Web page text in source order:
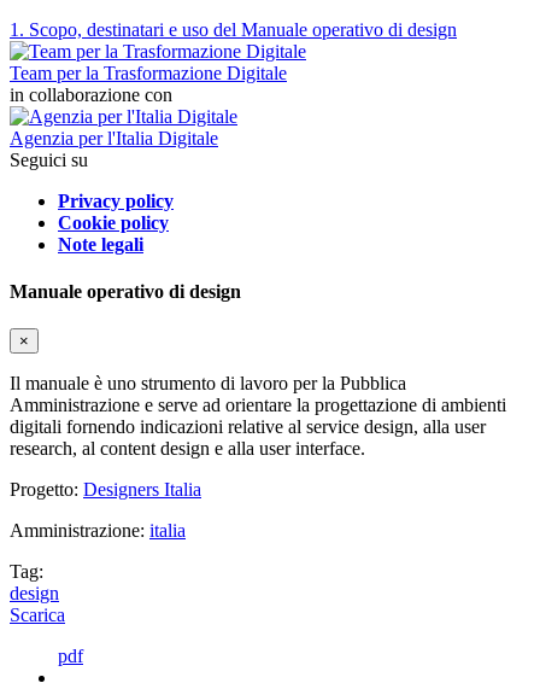
1. Scopo, destinatari e uso del Manuale operativo di design
Team per la Trasformazione Digitale
in collaborazione con
Agenzia per l'Italia Digitale
Seguici su
Privacy policy
Cookie policy
Note legali
Manuale operativo di design
×
Il manuale è uno strumento di lavoro per la Pubblica
Amministrazione e serve ad orientare la progettazione di ambienti
digitali fornendo indicazioni relative al service design, alla user
research, al content design e alla user interface.
Progetto: Designers Italia
Amministrazione: italia
Tag:
design
Scarica
pdf